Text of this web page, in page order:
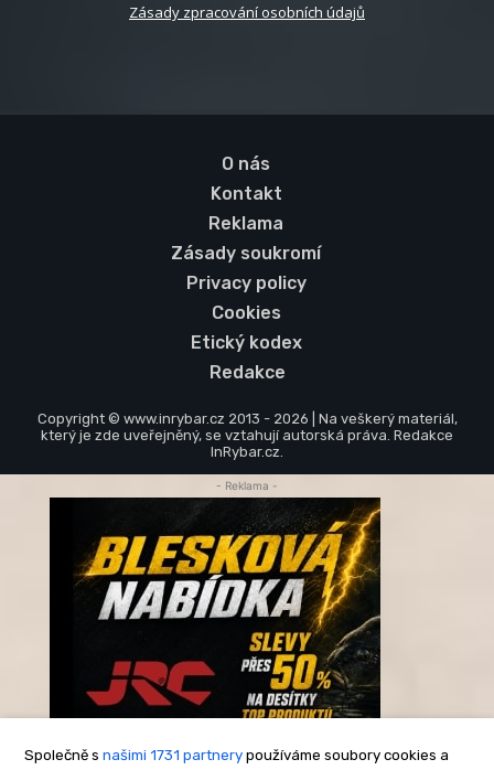
Zásady zpracování osobních údajů
O nás
Kontakt
Reklama
Zásady soukromí
Privacy policy
Cookies
Etický kodex
Redakce
Copyright © www.inrybar.cz 2013 - 2026 | Na veškerý materiál,
který je zde uveřejněný, se vztahují autorská práva. Redakce
InRybar.cz.
Společně s našimi 1731 partnery používáme soubory cookies a
- Reklama -